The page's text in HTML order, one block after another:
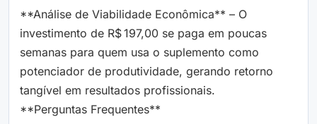
**Análise de Viabilidade Econômica** – O
investimento de R$ 197,00 se paga em poucas
semanas para quem usa o suplemento como
potenciador de produtividade, gerando retorno
tangível em resultados profissionais.
**Perguntas Frequentes**